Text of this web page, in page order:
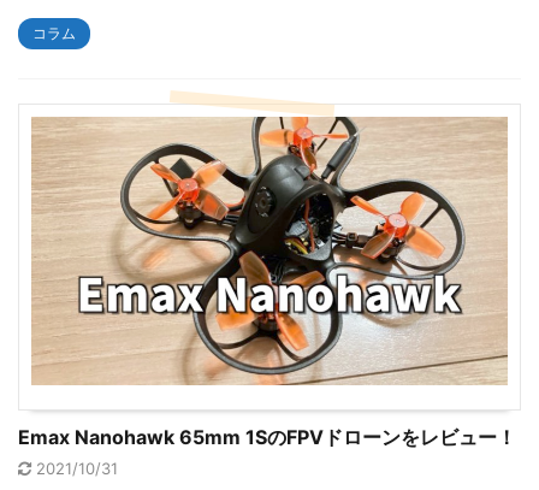
コラム
Emax Nanohawk 65mm 1SのFPVドローンをレビュー！
2021/10/31